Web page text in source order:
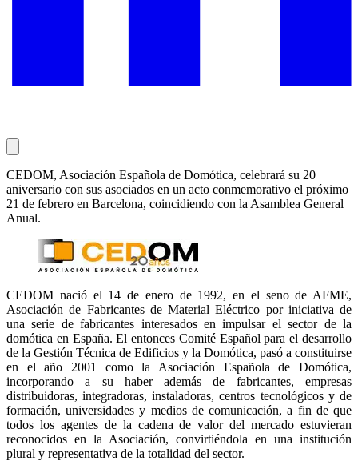
CEDOM, Asociación Española de Domótica, celebrará su 20
aniversario con sus asociados en un acto conmemorativo el próximo
21 de febrero en Barcelona, coincidiendo con la Asamblea General
Anual.
CEDOM nació el 14 de enero de 1992, en el seno de AFME,
Asociación de Fabricantes de Material Eléctrico por iniciativa de
una serie de fabricantes interesados en impulsar el sector de la
domótica en España. El entonces Comité Español para el desarrollo
de la Gestión Técnica de Edificios y la Domótica, pasó a constituirse
en el año 2001 como la Asociación Española de Domótica,
incorporando a su haber además de fabricantes, empresas
distribuidoras, integradoras, instaladoras, centros tecnológicos y de
formación, universidades y medios de comunicación, a fin de que
todos los agentes de la cadena de valor del mercado estuvieran
reconocidos en la Asociación, convirtiéndola en una institución
plural y representativa de la totalidad del sector.